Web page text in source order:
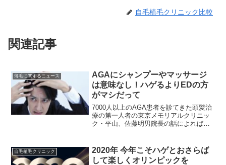
自毛植毛クリニック比較
関連記事
薄毛に関するニュース
AGAにシャンプーやマッサージ
は意味なし！ハゲるよりEDの方
がマシだって
7000人以上のAGA患者を診てきた頭髪治
療の第一人者の東京メモリアルクリニッ
ク・平山、佐藤明男院長の話によれば
51%は「父が薄毛だった」というから、
後天的なストレ...
自毛植毛クリニック
2020年 今年こそハゲとおさらば
して楽しくオリンピックを